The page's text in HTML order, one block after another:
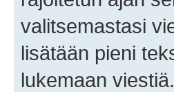
valitsemastasi
lisätään pieni
lukemaan